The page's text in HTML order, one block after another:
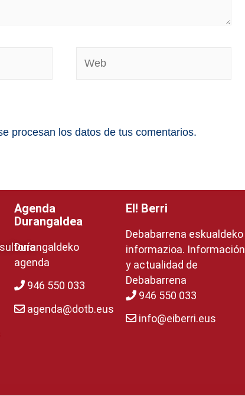
procesan los datos de tus comentarios.
Agenda
Durangaldea
Durangaldeko
agenda
946 550 033
agenda@dotb.eus
EI! Berri
Debabarrena eskualdeko
informazioa. Información
y actualidad de
Debabarrena
946 550 033
info@eiberri.eus